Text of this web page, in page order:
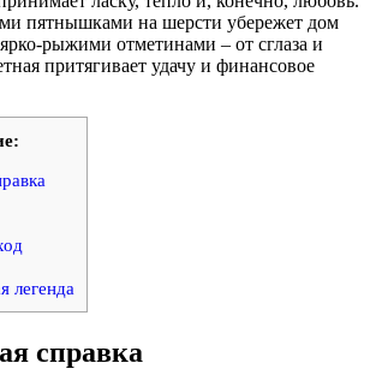
пятнышками на шерсти убережет дом
рыжими отметинами – от сглаза и
притягивает удачу и финансовое
легенда
справка